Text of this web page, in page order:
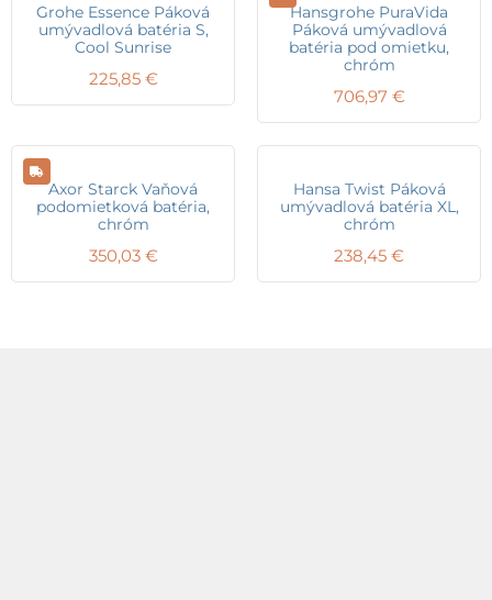
Grohe Essence Páková
umývadlová batéria S,
Cool Sunrise
225,85 €
Hansgrohe PuraVida
Páková umývadlová
batéria pod omietku,
chróm
706,97 €
Axor Starck Vaňová
podomietková batéria,
chróm
350,03 €
Hansa Twist Páková
umývadlová batéria XL,
chróm
238,45 €